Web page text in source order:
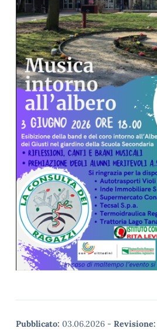
Pubblicato: 03.06.2026 - Revisione: